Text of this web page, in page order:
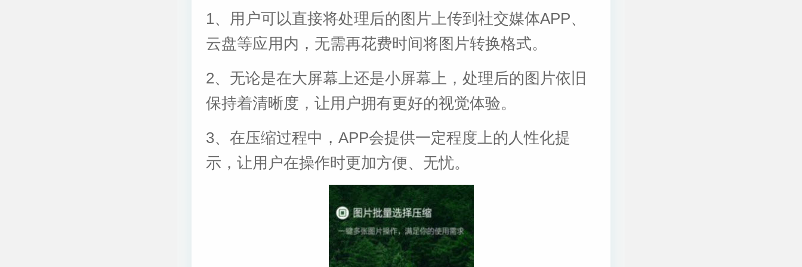
1、用户可以直接将处理后的图片上传到社交媒体APP、
云盘等应用内，无需再花费时间将图片转换格式。
2、无论是在大屏幕上还是小屏幕上，处理后的图片依旧
保持着清晰度，让用户拥有更好的视觉体验。
3、在压缩过程中，APP会提供一定程度上的人性化提
示，让用户在操作时更加方便、无忧。